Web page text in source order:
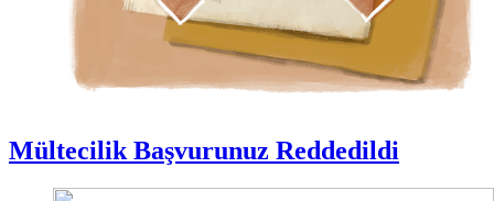
Mültecilik Başvurunuz Reddedildi